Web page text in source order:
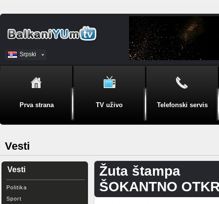
Srpski
BiH
Prva strana TV uživo Telefonski servis
Vesti
Vesti
Politika
Sport
Žuta štampa
ŠOKANTNO